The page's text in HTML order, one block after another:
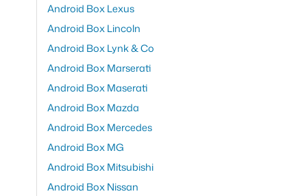
Android Box Lexus
Android Box Lincoln
Android Box Lynk & Co
Android Box Marserati
Android Box Maserati
Android Box Mazda
Android Box Mercedes
Android Box MG
Android Box Mitsubishi
Android Box Nissan